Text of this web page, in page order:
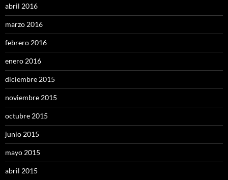
abril 2016
marzo 2016
febrero 2016
enero 2016
diciembre 2015
noviembre 2015
octubre 2015
junio 2015
mayo 2015
abril 2015